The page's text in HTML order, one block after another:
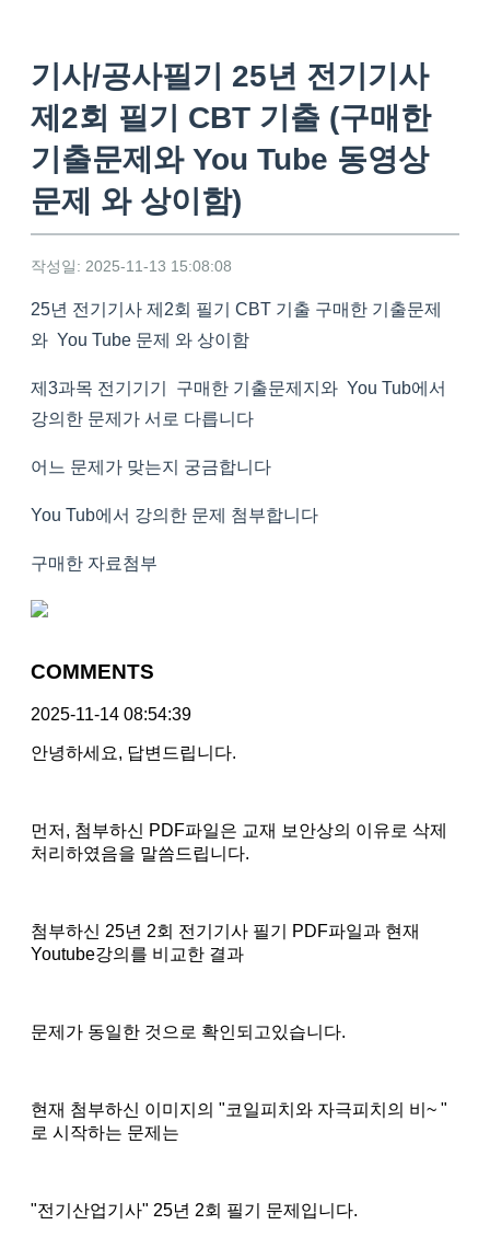
기사/공사필기 25년 전기기사
제2회 필기 CBT 기출 (구매한
기출문제와 You Tube 동영상
문제 와 상이함)
작성일: 2025-11-13 15:08:08
25년 전기기사 제2회 필기 CBT 기출 구매한 기출문제
와 You Tube 문제 와 상이함
제3과목 전기기기 구매한 기출문제지와 You Tub에서
강의한 문제가 서로 다릅니다
어느 문제가 맞는지 궁금합니다
You Tub에서 강의한 문제 첨부합니다
구매한 자료첨부
COMMENTS
2025-11-14 08:54:39
안녕하세요, 답변드립니다.
먼저, 첨부하신 PDF파일은 교재 보안상의 이유로 삭제
처리하였음을 말씀드립니다.
첨부하신 25년 2회 전기기사 필기 PDF파일과 현재
Youtube강의를 비교한 결과
문제가 동일한 것으로 확인되고있습니다.
현재 첨부하신 이미지의 "코일피치와 자극피치의 비~ "
로 시작하는 문제는
"전기산업기사" 25년 2회 필기 문제입니다.